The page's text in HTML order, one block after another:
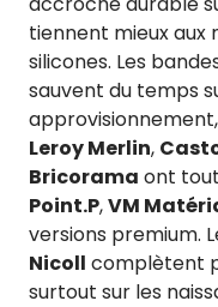
tiennent mieux aux
silicones. Les
sauvent du temps
approvisionnement,
Leroy Merlin,
Bricorama ont
Point.P,VM
versions premium.
Nicoll complètent
surtout sur les